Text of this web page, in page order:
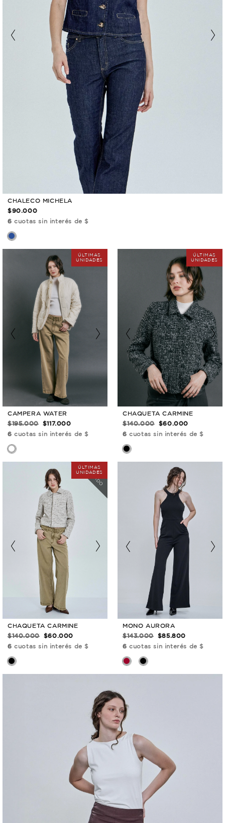
CHALECO MICHELA
$90.000
6 cuotas sin interés de $
CAMPERA WATER
$195.000
$117.000
6 cuotas sin interés de $
CHAQUETA CARMINE
$140.000
$60.000
6 cuotas sin interés de $
COLOR
AGOTADO
CHAQUETA CARMINE
$140.000
$60.000
6 cuotas sin interés de $
MONO AURORA
$143.000
$85.800
6 cuotas sin interés de $